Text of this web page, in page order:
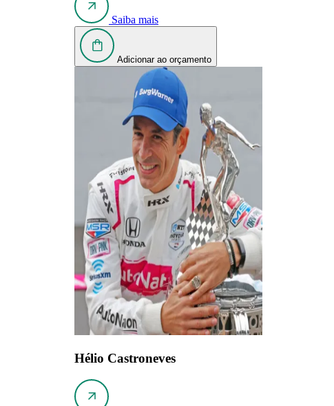
Saiba mais
Adicionar ao orçamento
Hélio Castroneves